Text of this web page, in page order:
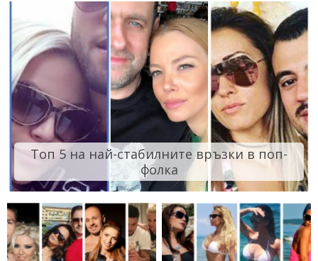
Топ 5 на най-стабилните връзки в поп-
фолка